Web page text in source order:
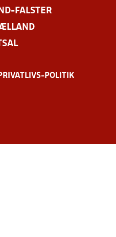
FALSTER
POLITIK